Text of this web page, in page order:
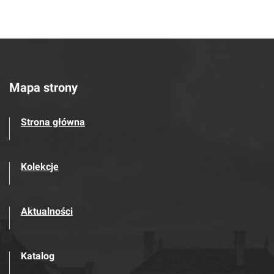
Mapa strony
Strona główna
Kolekcje
Aktualności
Katalog